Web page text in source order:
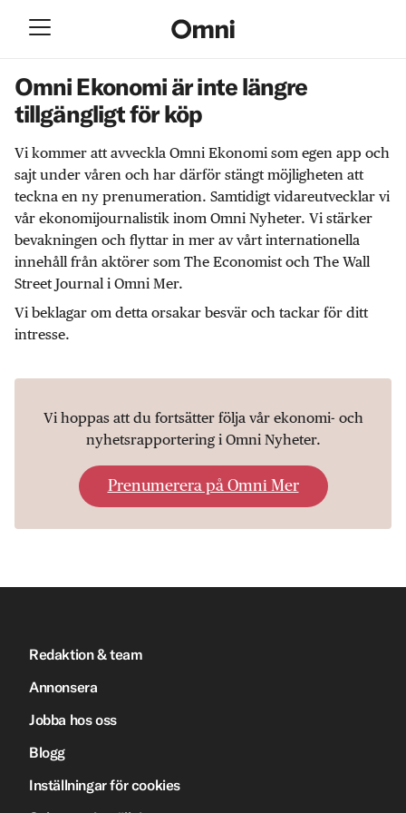
Omni Ekonomi är inte längre
tillgängligt för köp
Vi kommer att avveckla Omni Ekonomi som egen app och
sajt under våren och har därför stängt möjligheten att
teckna en ny prenumeration. Samtidigt vidareutvecklar vi
vår ekonomijournalistik inom Omni Nyheter. Vi stärker
bevakningen och flyttar in mer av vårt internationella
innehåll från aktörer som The Economist och The Wall
Street Journal i Omni Mer.
Vi beklagar om detta orsakar besvär och tackar för ditt
intresse.
Vi hoppas att du fortsätter följa vår ekonomi- och
nyhetsrapportering i Omni Nyheter.
Prenumerera på Omni Mer
Redaktion & team
Annonsera
Jobba hos oss
Blogg
Inställningar för cookies